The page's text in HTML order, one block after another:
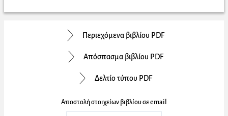
Περιεχόμενα βιβλίου PDF
Απόσπασμα βιβλίου PDF
Δελτίο τύπου PDF
Αποστολή στοιχείων βιβλίου σε email